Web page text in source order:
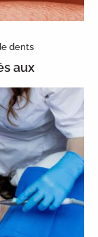
dents
aux